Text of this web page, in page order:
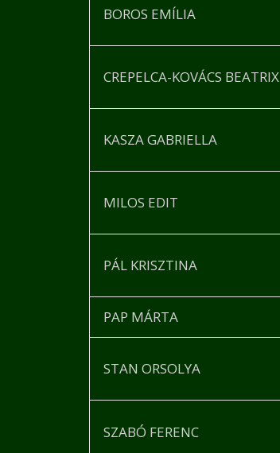
BOROS EMÍLIA
CREPELCA-KOVÁCS BEATRIX
KASZA GABRIELLA
MILOS EDIT
PÁL KRISZTINA
PAP MÁRTA
STAN ORSOLYA
SZABÓ FERENC